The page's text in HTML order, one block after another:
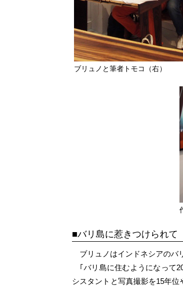
ブリュノと筆者トモコ（右）
バリ島に惹きつけられて
ブリュノはインドネシアのバ
｢バリ島に住むようになって
シスタントと写真撮影を15年